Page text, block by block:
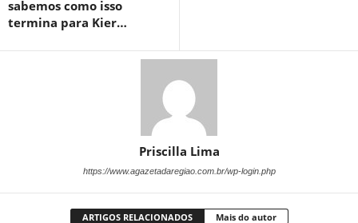
sabemos como isso
termina para Kier…
Priscilla Lima
https://www.agazetadaregiao.com.br/wp-login.php
ARTIGOS RELACIONADOS Mais do autor